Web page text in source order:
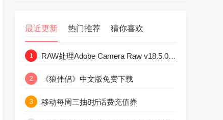
最近更新 热门推荐 猜你喜欢
1 RAW处理Adobe Camera Raw v18.5.0中文版
2 《狼伴侣》中文版免费下载
3 移动每周三抽8折话费充值券